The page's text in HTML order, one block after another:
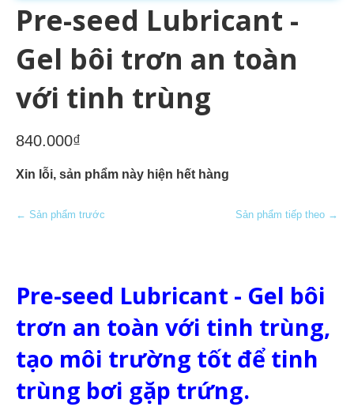
Pre-seed Lubricant -
Gel bôi trơn an toàn
với tinh trùng
840.000₫
Xin lỗi, sản phẩm này hiện hết hàng
← Sản phẩm trước Sản phẩm tiếp theo →
Pre-seed Lubricant - Gel bôi
trơn an toàn với tinh trùng,
tạo môi trường tốt để tinh
trùng bơi gặp trứng.